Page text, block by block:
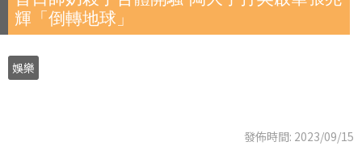
輝「倒轉地球」
娛樂
發佈時間: 2023/09/15